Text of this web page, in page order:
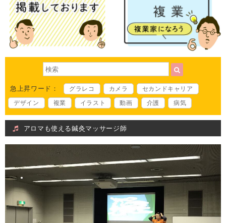
急上昇ワード： グラレコ カメラ
セカンドキャリア
デザイン
複業 イラスト 動画 介護 病気
アロマも使える鍼灸マッサージ師